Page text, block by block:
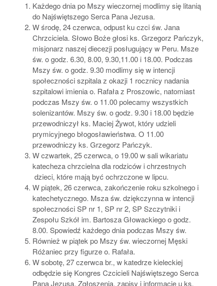
Każdego dnia po Mszy wieczornej modlimy się litanią
do Najświętszego Serca Pana Jezusa.
W środę, 24 czerwca, odpust ku czci św. Jana
Chrzciciela. Słowo Boże głosi ks. Grzegorz Pańczyk,
misjonarz naszej diecezji posługujący w Peru. Msze
św. o godz. 6.30, 8.00, 9.30,11.00 i 18.00. Podczas
Mszy św. o godz. 9.30 modlimy się w intencji
społeczności szpitala z okazji 1 rocznicy nadania
szpitalowi imienia o. Rafała z Proszowic, natomiast
podczas Mszy św. o 11.00 polecamy wszystkich
solenizantów. Mszy św. o godz. 9.30 i 18.00 będzie
przewodniczył ks. Maciej Żywot, który udzieli
prymicyjnego błogosławieństwa. O 11.00
przewodniczy ks. Grzegorz Pańczyk.
W czwartek, 25 czerwca, o 19.00 w sali wikariatu
katecheza chrzcielna dla rodziców i chrzestnych
dzieci, które mają być ochrzczone w lipcu.
W piątek, 26 czerwca, zakończenie roku szkolnego i
katechetycznego. Msza św. dziękczynna w intencji
społeczności SP nr 1, SP nr 2, SP Szczytniki i
Zespołu Szkół im. Bartosza Głowackiego o godz.
8.00. Spowiedź każdego dnia podczas Mszy św.
Również w piątek po Mszy św. wieczornej Męski
Różaniec przy figurze o. Rafała.
W sobotę, 27 czerwca br., w katedrze kieleckiej
odbędzie się Kongres Czcicieli Najświętszego Serca
Pana Jezusa. Zgłoszenia, zapisy i informacje u ks.